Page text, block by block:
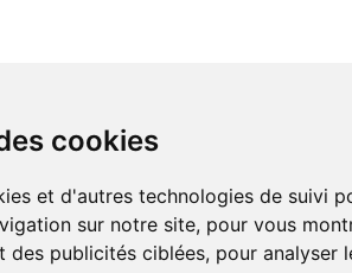
cookies
et d'autres technologies de suivi
sur notre site, pour vous
des publicités ciblées, pour analyser